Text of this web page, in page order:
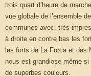
trois quart d’heure de
vue globale de l’ensemble
communes avec, très
à droite en contre bas les
les forts de La Forca et des
nous est grandiose même
de superbes couleurs.